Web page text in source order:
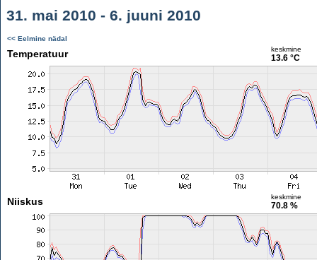
31. mai 2010 - 6. juuni 2010
<< Eelmine nädal
Temperatuur keskmine
13.6 °C
Niiskus keskmine
70.8 %